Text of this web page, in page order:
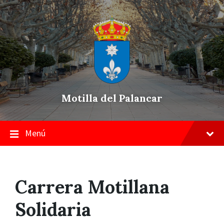
Skip
to
content
Saltar
a
la
navegación
principal
Saltar
a
pie
de
página
Motilla del Palancar
Menú
Carrera Motillana
Solidaria